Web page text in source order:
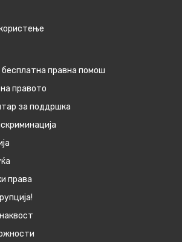
правна помош
правото
за поддршка
права